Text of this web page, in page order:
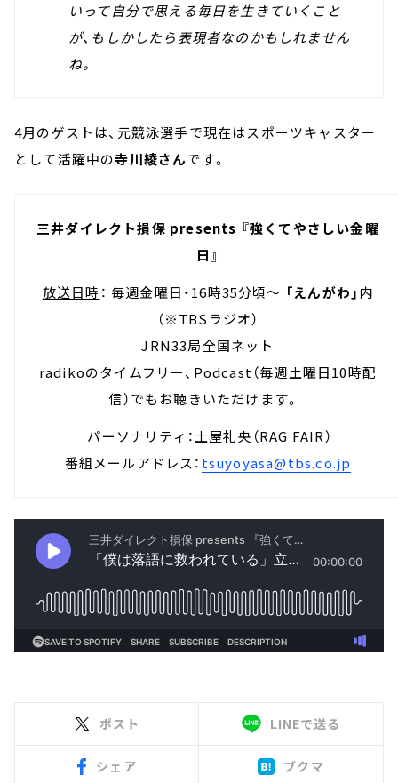
いって自分で思える毎日を生きていくこと
が、もしかしたら表現者なのかもしれません
ね。
4月のゲストは、元競泳選手で現在はスポーツキャスター
として活躍中の寺川綾さんです。
三井ダイレクト損保 presents 『強くてやさしい金曜
日』
放送日時 ： 毎週金曜日・16時35分頃～ 「えんがわ」内
（※TBSラジオ）
JRN33局全国ネット
radikoのタイムフリー、Podcast（毎週土曜日10時配
信）でもお聴きいただけます。
パーソナリティ ：土屋礼央（RAG FAIR）
番組メールアドレス： tsuyoyasa@tbs.co.jp
ポスト LINEで送る
シェア ブクマ